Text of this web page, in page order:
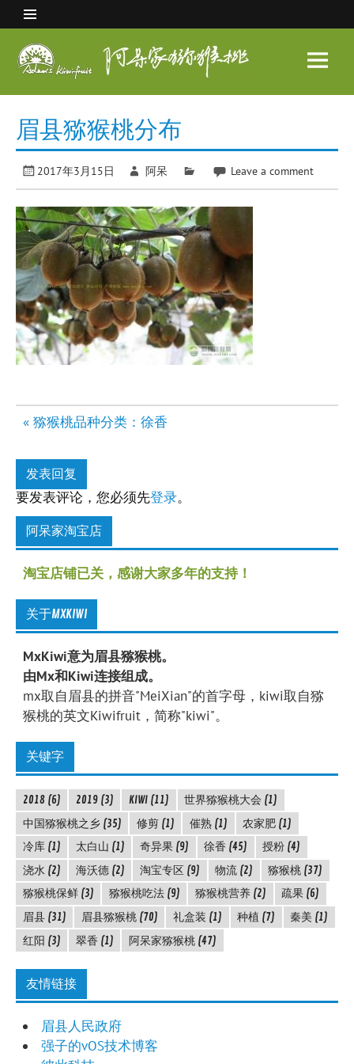
content
阿呆
家猕
眉县猕猴桃分布
2017年3月15日 阿呆 Leave a comment
文
导
航
« 猕猴桃品种分类：徐香
发表回复
要发表评论，您必须先登录。
阿呆家淘宝店
淘宝店铺已关，感谢大家多年的支持！
关于MXKIWI
MxKiwi意为眉县猕猴桃。
由Mx和Kiwi连接组成。
mx取自眉县的拼音"MeiXian"的首字母，kiwi取自猕
猴桃的英文Kiwifruit，简称"kiwi"。
关键字
2018(6) 2019(3) KIWI(11) 世界猕猴桃大会 (1)
中国猕猴桃之乡(35) 修剪(1) 催熟(1) 农家肥 (1)
冷库(1) 太白山 (1) 奇异果 (9) 徐香 (45) 授粉 (4)
浇水(2) 海沃德(2) 淘宝专区(9) 物流 (2) 猕猴桃 (37)
猕猴桃保鲜(3) 猕猴桃吃法(9) 猕猴桃营养(2) 疏果 (6)
眉县(31) 眉县猕猴桃(70) 礼盒装 (1) 种植 (7) 秦美 (1)
红阳 (3) 翠香 (1) 阿呆家猕猴桃(47)
友情链接
眉县人民政府
强子的vOS技术博客